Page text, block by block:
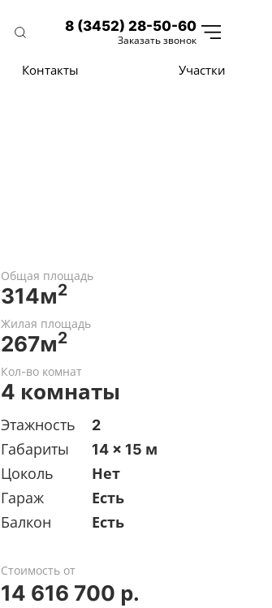
8 (3452) 28-50-60
Заказать звонок
Контакты Участки
Общая площадь
314м2
Жилая площадь
267м2
Кол-во комнат
4 комнаты
Этажность
2
Габариты
14 x 15 м
Цоколь
Нет
Гараж
Есть
Балкон
Есть
Стоимость от
14 616 700 р.